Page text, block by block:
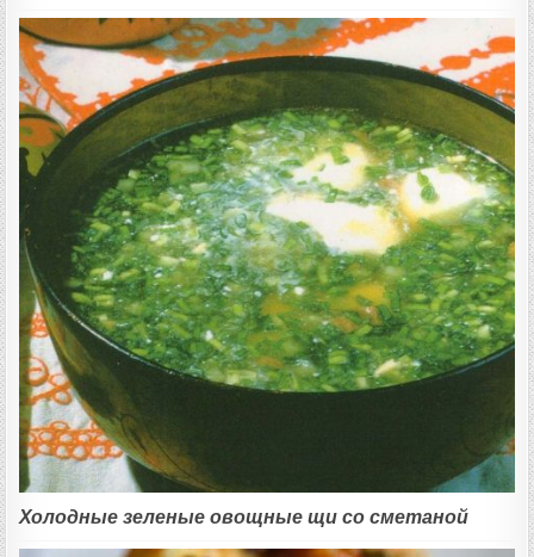
Холодные зеленые овощные щи со сметаной